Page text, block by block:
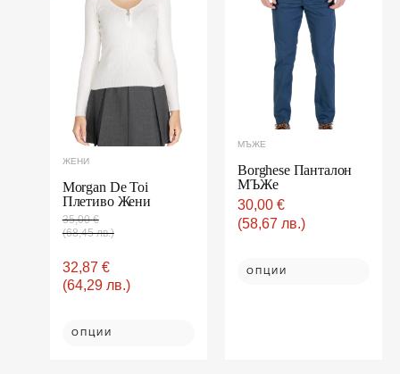
ЖЕНИ
Morgan De Toi
Плетиво Жени
35,00€
(68,45 лв.)
32,87 €
(64,29 лв.)
ОПЦИИ
multiple
variants.
options
chosen
the
product
page
МЪЖЕ
Borghese Панталон
МЪЖe
30,00 €
(58,67 лв.)
ОПЦИИ
multiple
variants.
product